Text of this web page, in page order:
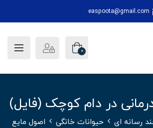
easpoota@gmail.com
0
در دام کوچک (فایل)
رسانه ای حیوانات خانگی
اصول مایع